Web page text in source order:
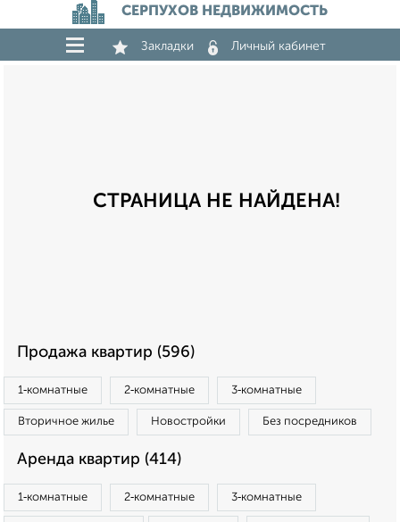
СЕРПУХОВ НЕДВИЖИМОСТЬ
Закладки Личный кабинет
СТРАНИЦА НЕ НАЙДЕНА!
Продажа квартир (596)
1‑комнатные 2‑комнатные 3‑комнатные
Вторичное жилье Новостройки Без посредников
Аренда квартир (414)
1‑комнатные 2‑комнатные 3‑комнатные